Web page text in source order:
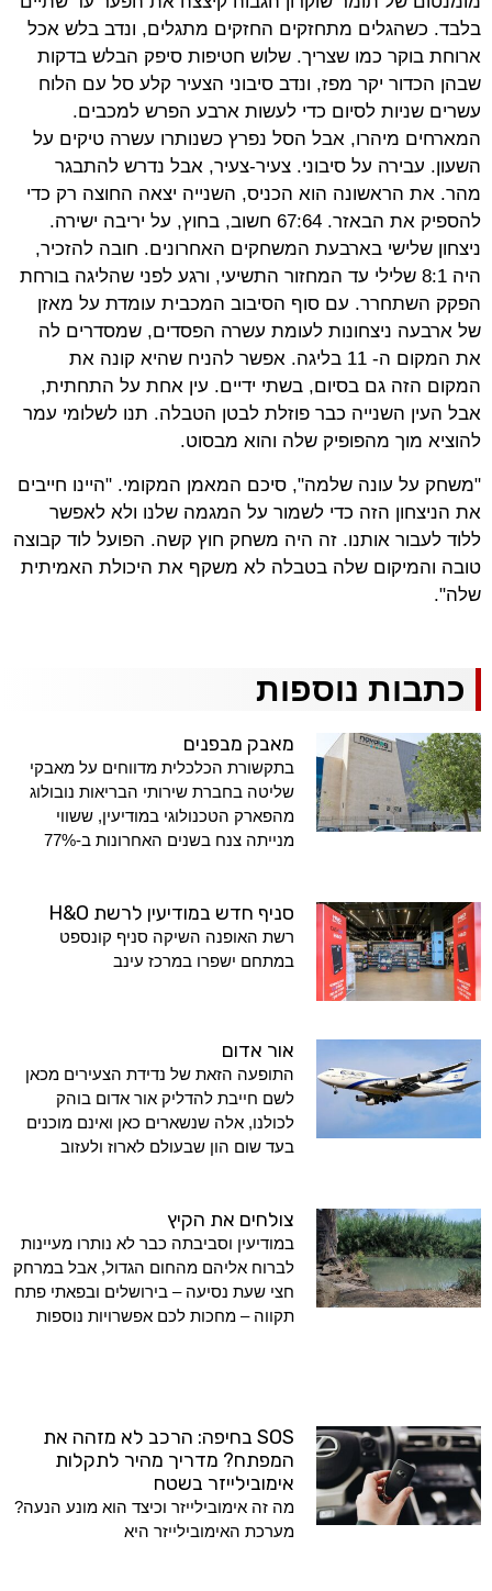
בלבד. כשהגלים מתחזקים החזקים מתגלים, ונדב בלש אכל
ארוחת בוקר כמו שצריך. שלוש חטיפות סיפק הבלש בדקות
שבהן הכדור יקר מפז, ונדב סיבוני הצעיר קלע סל עם הלוח
עשרים שניות לסיום כדי לעשות ארבע הפרש למכבים.
המארחים מיהרו, אבל הסל נפרץ כשנותרו עשרה טיקים על
השעון. עבירה על סיבוני. צעיר-צעיר, אבל נדרש להתבגר
מהר. את הראשונה הוא הכניס, השנייה יצאה החוצה רק כדי
להספיק את הבאזר. 67:64 חשוב, בחוץ, על יריבה ישירה.
ניצחון שלישי בארבעת המשחקים האחרונים. חובה להזכיר,
היה 8:1 שלילי עד המחזור התשיעי, ורגע לפני שהליגה בורחת
הפקק השתחרר. עם סוף הסיבוב המכבית עומדת על מאזן
של ארבעה ניצחונות לעומת עשרה הפסדים, שמסדרים לה
את המקום ה- 11 בליגה. אפשר להניח שהיא קונה את
המקום הזה גם בסיום, בשתי ידיים. עין אחת על התחתית,
אבל העין השנייה כבר פוזלת לבטן הטבלה. תנו לשלומי עמר
להוציא מוך מהפופיק שלה והוא מבסוט.
"משחק על עונה שלמה", סיכם המאמן המקומי. "היינו חייבים
את הניצחון הזה כדי לשמור על המגמה שלנו ולא לאפשר
ללוד לעבור אותנו. זה היה משחק חוץ קשה. הפועל לוד קבוצה
טובה והמיקום שלה בטבלה לא משקף את היכולת האמיתית
שלה".
כתבות נוספות
מאבק מבפנים
בתקשורת הכלכלית מדווחים על מאבקי
שליטה בחברת שירותי הבריאות נובולוג
מהפארק הטכנולוגי במודיעין, ששווי
מנייתה צנח בשנים האחרונות ב-77%
סניף חדש במודיעין לרשת H&O
רשת האופנה השיקה סניף קונספט
במתחם ישפרו במרכז עינב
אור אדום
התופעה הזאת של נדידת הצעירים מכאן
לשם חייבת להדליק אור אדום בוהק
לכולנו, אלה שנשארים כאן ואינם מוכנים
בעד שום הון שבעולם לארוז ולעזוב
צולחים את הקיץ
במודיעין וסביבתה כבר לא נותרו מעיינות
לברוח אליהם מהחום הגדול, אבל במרחק
חצי שעת נסיעה – בירושלים ובפאתי פתח
תקווה – מחכות לכם אפשרויות נוספות
SOS בחיפה: הרכב לא מזהה את
המפתח? מדריך מהיר לתקלות
אימובילייזר בשטח
מה זה אימובילייזר וכיצד הוא מונע הנעה?
מערכת האימובילייזר היא